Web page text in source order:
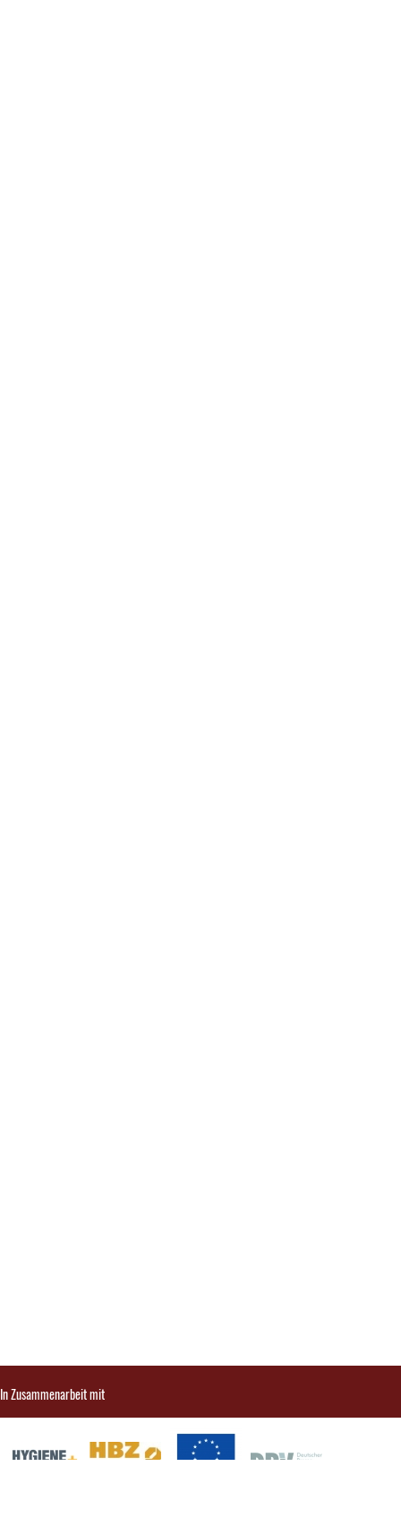
In Zusammenarbeit mit